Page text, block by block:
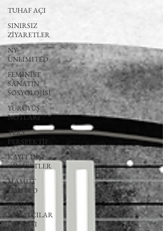
TUHAF AÇI
SINIRSIZ
ZİYARETLER
NY
UNLIMITED
FEMİNİST
SANATIN
SOSYOLOJİSİ
YÜRÜYÜŞ
NOTLARI
TERS
PERSPEKTİF
KAYIT DIŞI
CİNAYETLER
MAMUT
LIMITED
GENÇ
SANATÇILAR
DOSYASI